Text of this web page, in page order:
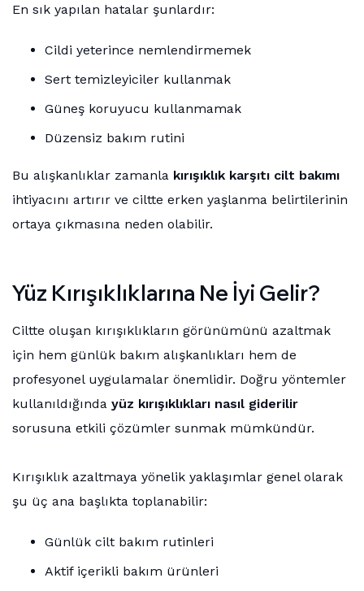
En sık yapılan hatalar şunlardır:
Cildi yeterince nemlendirmemek
Sert temizleyiciler kullanmak
Güneş koruyucu kullanmamak
Düzensiz bakım rutini
Bu alışkanlıklar zamanla kırışıklık karşıtı cilt bakımı
ihtiyacını artırır ve ciltte erken yaşlanma belirtilerinin
ortaya çıkmasına neden olabilir.
Yüz Kırışıklıklarına Ne İyi Gelir?
Ciltte oluşan kırışıklıkların görünümünü azaltmak
için hem günlük bakım alışkanlıkları hem de
profesyonel uygulamalar önemlidir. Doğru yöntemler
kullanıldığında yüz kırışıklıkları nasıl giderilir
sorusuna etkili çözümler sunmak mümkündür.
Kırışıklık azaltmaya yönelik yaklaşımlar genel olarak
şu üç ana başlıkta toplanabilir:
Günlük cilt bakım rutinleri
Aktif içerikli bakım ürünleri